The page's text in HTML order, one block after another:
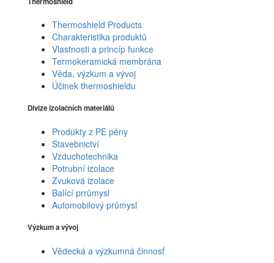
Thermoshield Products
Charakteristika produktů
Vlastnosti a princíp funkce
Termokeramická membrána
Věda, výzkum a vývoj
Účinek thermoshieldu
Divize izolačních materiálů
Produkty z PE pěny
Stavebnictví
Vzduchotechnika
Potrubní izolace
Zvuková izolace
Balící prrůmysl
Automobilový průmysl
Výzkum a vývoj
Vědecká a výzkumná činnosť